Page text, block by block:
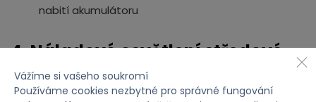
nabití akumulátoru
4. Náladové osvětlení středové
konzole
Vážíme si vašeho soukromí
Používáme cookies nezbytné pro správné fungování